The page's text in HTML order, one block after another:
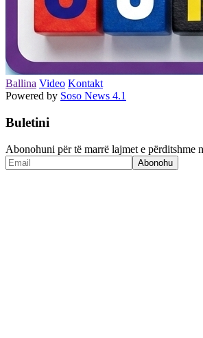
Ballina Video Kontakt
Powered by Soso News 4.1
Buletini
Abonohuni për të marrë lajmet e përditshme
Abonohu